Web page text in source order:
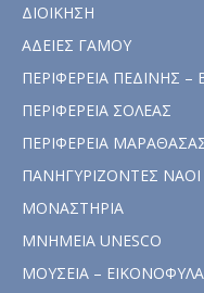
ΔΙΟΙΚΗΣΗ
ΑΔΕΙΕΣ ΓΑΜΟΥ
ΠΕΡΙΦΕΡΕΙΑ ΠΕΔΙΝΗΣ –
ΠΕΡΙΦΕΡΕΙΑ ΣΟΛΕΑΣ
ΠΕΡΙΦΕΡΕΙΑ
ΠΑΝΗΓΥΡΙΖΟΝΤΕΣ ΝΑΟΙ
ΜΟΝΑΣΤΗΡΙΑ
ΜΝΗΜΕΙΑ UNESCO
ΜΟΥΣΕΙΑ –